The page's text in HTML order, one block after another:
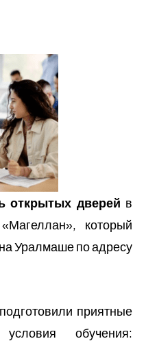
открытых дверей в
который
Уралмаше по адресу
приятные
обучения: